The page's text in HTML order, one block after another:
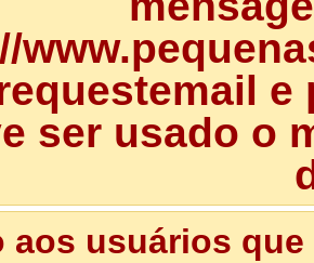
ser usado o
aos usuários